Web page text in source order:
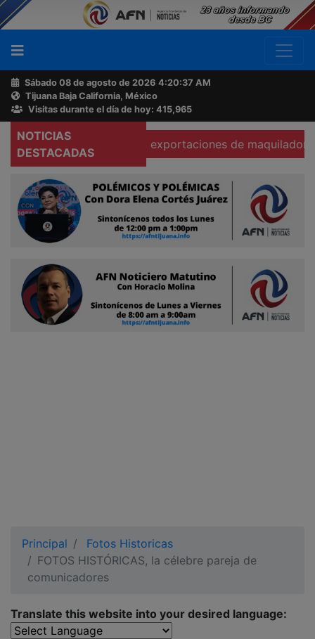
Sábado 08 de agosto de 2026 4:20:38 AM
Tijuana Baja California, México
Visitas durante el día de hoy: 415,965
NOTICIAS
DESTACADAS
Se hunden 37% exportaciones de maquiladoras en
Principal
Fotos Historicas
FOTOS HISTÓRICAS, la célebre pareja de
comunicadores
Translate this website into your desired language:
Buscador
Acerca
de
AFN
Ventas
Contacto
Reportero
Ciudadano